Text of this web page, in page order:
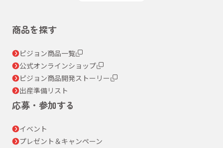
商品を探す
ピジョン商品一覧
公式オンラインショップ
ピジョン商品開発ストーリー
出産準備リスト
応募・参加する
イベント
プレゼント＆キャンペーン